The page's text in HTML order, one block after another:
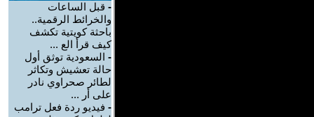
- قبل الساعات
والخرائط الرقمية..
باحثة كويتية تكشف
كيف قرأ الع ...
- السعودية توثق أول
حالة تعشيش وتكاثر
لطائر صحراوي نادر
على أر ...
- فيديو ردة فعل ترامب